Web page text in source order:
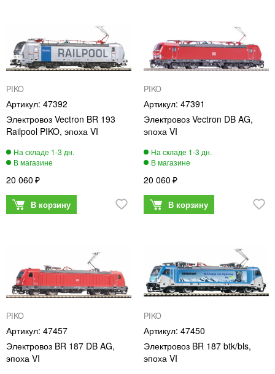
PIKO
47392
Электровоз Vectron BR 193
Railpool PIKO, эпоха VI
20 060
PIKO
47391
Электровоз Vectron DB AG,
эпоха VI
20 060
PIKO
47457
Электровоз BR 187 DB AG,
эпоха VI
PIKO
47450
Электровоз BR 187 btk/bls,
эпоха VI